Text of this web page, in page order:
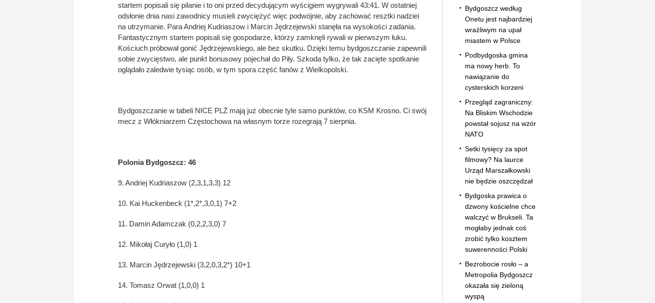
startem popisali się pilanie i to oni przed decydującym wyścigiem wygrywali 43:41. W ostatniej
odsłonie dnia nasi zawodnicy musieli zwyciężyć więc podwójnie, aby zachować resztki nadziei
na utrzymanie. Para Andriej Kudriaszow i Marcin Jędrzejewski stanęła na wysokości zadania.
Fantastycznym startem popisali się gospodarze, którzy zamknęli rywali w pierwszym łuku.
Kościuch próbował gonić Jędrzejewskiego, ale bez skutku. Dzięki temu bydgoszczanie zapewnili
sobie zwycięstwo, ale punkt bonusowy pojechał do Piły. Szkoda tylko, że tak zacięte spotkanie
oglądało zaledwie tysiąc osób, w tym spora część fanów z Wielkopolski.
Bydgoszczanie w tabeli NICE PLŻ mają już obecnie tyle samo punktów, co KSM Krosno. Ci swój
mecz z Włókniarzem Częstochowa na własnym torze rozegrają 7 sierpnia.
Polonia Bydgoszcz: 46
9. Andriej Kudriaszow (2,3,1,3,3) 12
10. Kai Huckenbeck (1*,2*,3,0,1) 7+2
11. Damin Adamczak (0,2,2,3,0) 7
12. Mikołaj Curyło (1,0) 1
13. Marcin Jędrzejewski (3,2,0,3,2*) 10+1
14. Tomasz Orwat (1,0,0) 1
Bydgoszcz według
Onetu jest najbardziej
wrażliwym na upał
miastem w Polsce
Podbydgoska gmina
ma nowy herb. To
nawiązanie do
cysterskich korzeni
Przegląd zagraniczny:
Na Bliskim Wschodzie
powstał sojusz na wzór
NATO
Setki tysięcy za spot
filmowy? Na laurce
Urząd Marszałkowski
nie będzie oszczędzał
Bydgoska prawica o
dzwony kościelne chce
walczyć w Brukseli. Ta
mogłaby jednak coś
zrobić tylko kosztem
suwerenności Polski
Bezrobocie rosło – a
Metropolia Bydgoszcz
okazała się zieloną
wyspą